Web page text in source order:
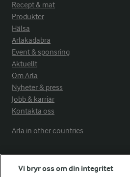
Recept & mat
Produkter
Hälsa
Arlakadabra
Event & sponsring
Aktuellt
Om Arla
Nyheter & press
Jobb & karriär
Kontakta oss
Arla in other countries
Fler Arlasajter
Vi bryr oss om din integritet